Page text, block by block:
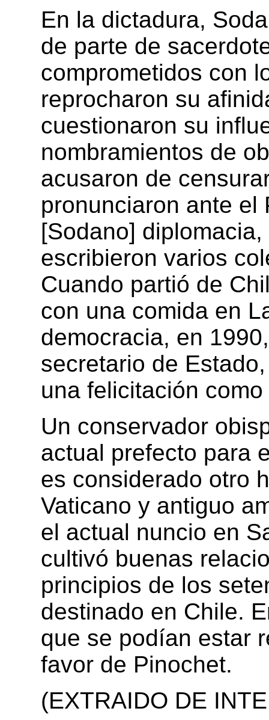
En la dictadura,
de parte de
comprometidos con
reprocharon su
cuestionaron su
nombramientos de
acusaron de
pronunciaron ante el
[Sodano]
escribieron varios
Cuando partió de
con una comida en
democracia, en
secretario de
una felicitación
Un conservador
actual prefecto para
es considerado otro
Vaticano y antiguo
el actual nuncio en
cultivó buenas
principios de los
destinado en Chile.
que se podían estar
favor de Pinochet.
(EXTRAIDO DE